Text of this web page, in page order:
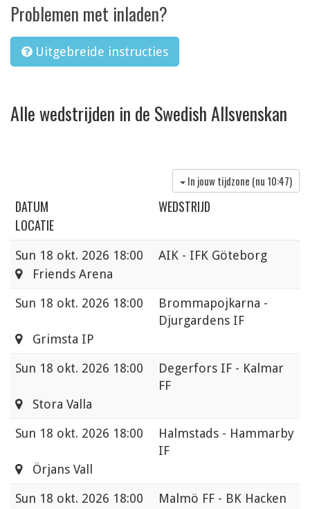
Problemen met inladen?
Uitgebreide instructies
Alle wedstrijden in de Swedish Allsvenskan
In jouw tijdzone (nu 10:47)
DATUM
WEDSTRIJD
LOCATIE
Sun 18 okt. 2026 18:00
AIK - IFK Göteborg
Friends Arena
Sun 18 okt. 2026 18:00
Brommapojkarna -
Djurgardens IF
Grimsta IP
Sun 18 okt. 2026 18:00
Degerfors IF - Kalmar
FF
Stora Valla
Sun 18 okt. 2026 18:00
Halmstads - Hammarby
IF
Örjans Vall
Sun 18 okt. 2026 18:00
Malmö FF - BK Hacken